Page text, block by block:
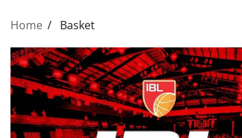
Home Basket